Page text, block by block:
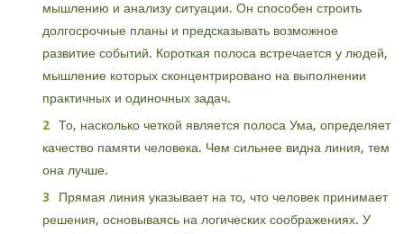
мышлению и анализу ситуации. Он способен строить
долгосрочные планы и предсказывать возможное
развитие событий. Короткая полоса встречается у людей,
мышление которых сконцентрировано на выполнении
практичных и одиночных задач.
То, насколько четкой является полоса Ума, определяет
качество памяти человека. Чем сильнее видна линия, тем
она лучше.
Прямая линия указывает на то, что человек принимает
решения, основываясь на логических соображениях. У